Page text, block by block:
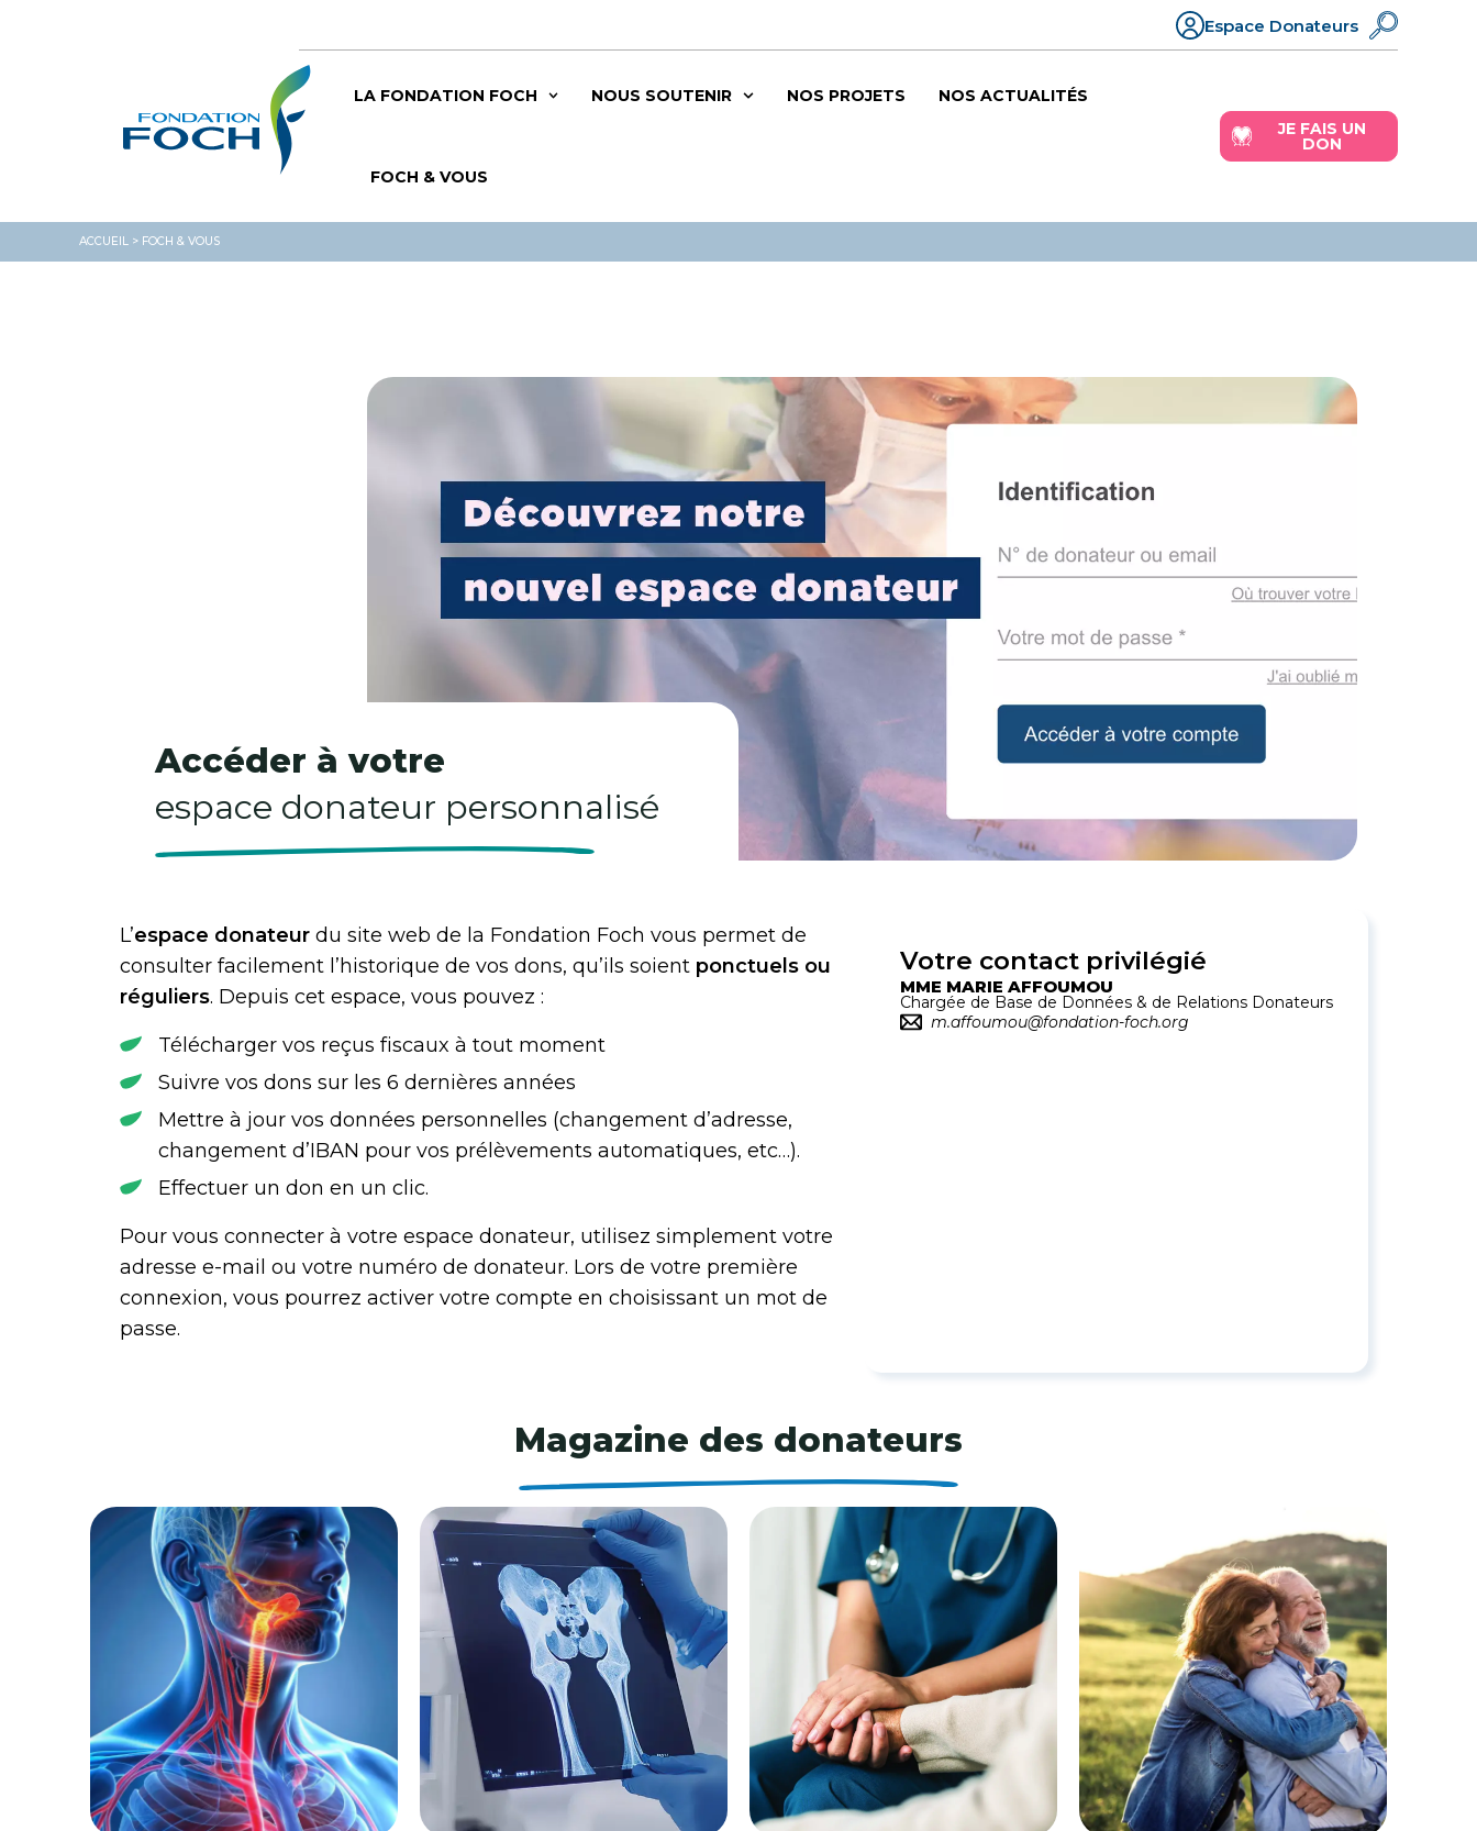
Espace Donateurs
LA FONDATION FOCH NOUS SOUTENIR NOS PROJETS NOS ACTUALITÉS
FOCH & VOUS
JE FAIS UN
DON
ACCUEIL > FOCH & VOUS
Accéder à votre
espace donateur personnalisé
L’espace donateurdu site web de la Fondation Foch vous permet de
consulter facilement l’historique de vos dons, qu’ils soient ponctuels ou
réguliers. Depuis cet espace, vous pouvez :
Télécharger vos reçus fiscaux à tout moment
Suivre vos dons sur les 6 dernières années
Mettre à jour vos données personnelles (changement d’adresse,
changement d’IBAN pour vos prélèvements automatiques, etc…).
Effectuer un don en un clic.
Pour vous connecter à votre espace donateur, utilisez simplement votre
adresse e-mail ou votre numéro de donateur. Lors de votre première
connexion, vous pourrez activer votre compte en choisissant un mot de
passe.
Votre contact privilégié
MME MARIE AFFOUMOU
Chargée de Base de Données & de Relations Donateurs
m.affoumou@fondation-foch.org
Magazine des donateurs